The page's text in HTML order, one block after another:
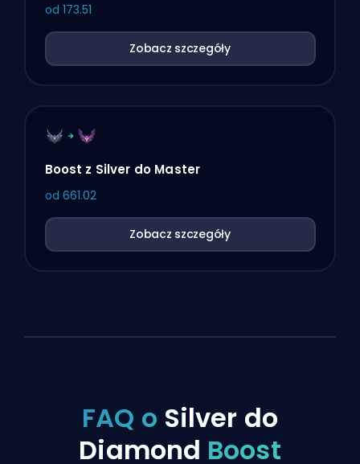
od 173.51
Zobacz szczegóły
Boost z Silver do Master
od 661.02
Zobacz szczegóły
FAQ o Silver do
Diamond Boost